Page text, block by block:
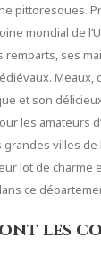
pittoresques.
mondial de
remparts, ses
Meaux,
et son
les amateurs
grandes villes
lot de charme
ce
les